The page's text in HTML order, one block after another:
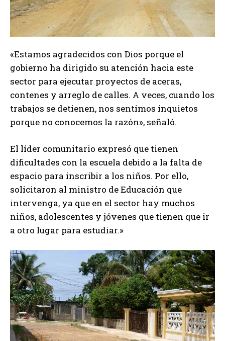
«Estamos agradecidos con Dios porque el
gobierno ha dirigido su atención hacia este
sector para ejecutar proyectos de aceras,
contenes y arreglo de calles. A veces, cuando los
trabajos se detienen, nos sentimos inquietos
porque no conocemos la razón», señaló.
El líder comunitario expresó que tienen
dificultades con la escuela debido a la falta de
espacio para inscribir a los niños. Por ello,
solicitaron al ministro de Educación que
intervenga, ya que en el sector hay muchos
niños, adolescentes y jóvenes que tienen que ir
a otro lugar para estudiar.»